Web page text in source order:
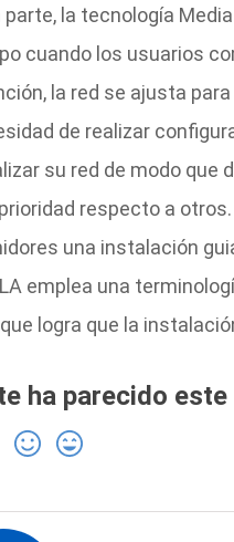
parte, la tecnología
cuando los usuarios
la red se ajusta
de realizar
su red de modo que
respecto a
una instalación
emplea una
logra que la
ha parecido